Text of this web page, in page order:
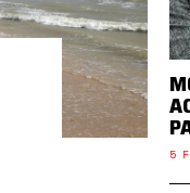
5